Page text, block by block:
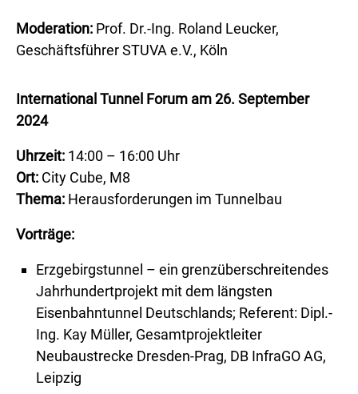
Moderation: Prof. Dr.-Ing. Roland Leucker,
Geschäftsführer STUVA e.V., Köln
International Tunnel Forum am 26. September
2024
Uhrzeit: 14:00 – 16:00 Uhr
Ort: City Cube, M8
Thema: Herausforderungen im Tunnelbau
Vorträge:
Erzgebirgstunnel – ein grenzüberschreitendes
Jahrhundertprojekt mit dem längsten
Eisenbahntunnel Deutschlands; Referent: Dipl.-
Ing. Kay Müller, Gesamtprojektleiter
Neubaustrecke Dresden-Prag, DB InfraGO AG,
Leipzig